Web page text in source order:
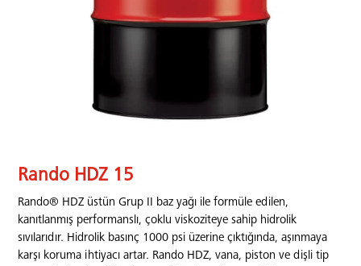
Rando HDZ 15
Rando® HDZ üstün Grup II baz yağı ile formüle edilen,
kanıtlanmış performanslı, çoklu viskoziteye sahip hidrolik
sıvılarıdır. Hidrolik basınç 1000 psi üzerine çıktığında, aşınmaya
karşı koruma ihtiyacı artar. Rando HDZ, vana, piston ve dişli tip